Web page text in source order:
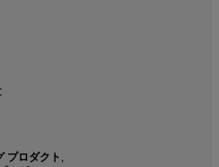
プロダクト ,